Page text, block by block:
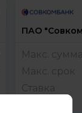
ПАО
Макс.
Макс. срок
Ставка